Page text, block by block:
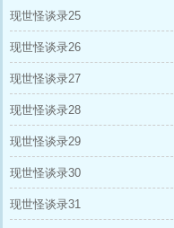
现世怪谈录25
现世怪谈录26
现世怪谈录27
现世怪谈录28
现世怪谈录29
现世怪谈录30
现世怪谈录31